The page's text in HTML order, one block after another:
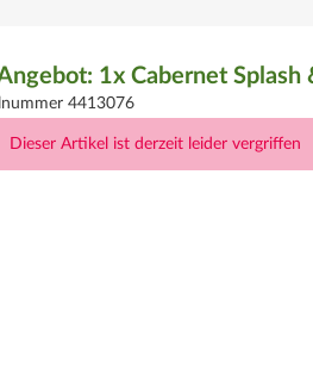
1x Cabernet Splash
4413076
Dieser Artikel ist derzeit leider vergriffen